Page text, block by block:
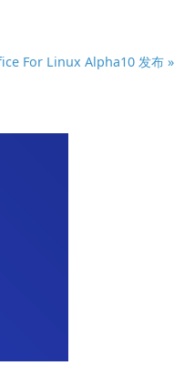
For Linux Alpha10 发布 »